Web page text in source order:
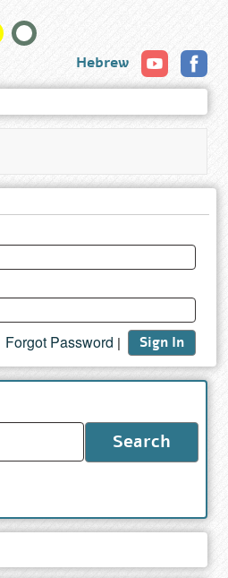
Hebrew
Sign In
|
Forgot Password
Search